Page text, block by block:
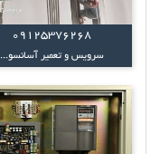
09125376268
سرویس و تعمیر آسانسو...